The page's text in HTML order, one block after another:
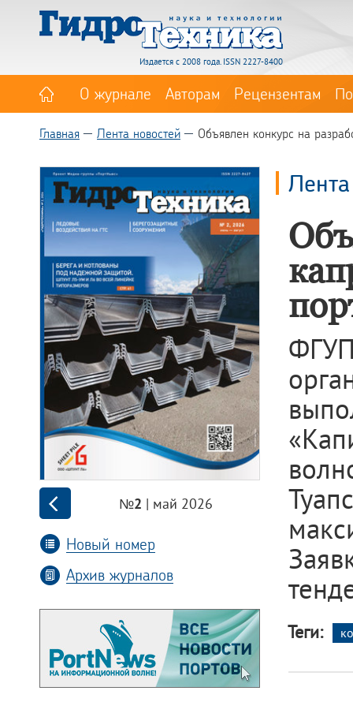
Издается с 2008 года. ISSN 2227-8400
О журнале Авторам Рецензентам
Главная Лента новостей Объявлен конкурс на
№2 | май 2026
Новый номер
Архив журналов
Теги: